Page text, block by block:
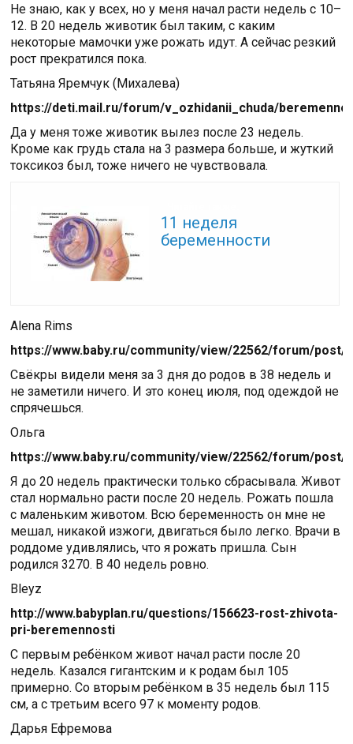
Не знаю, как у всех, но у меня начал расти недель с 10–
12. В 20 недель животик был таким, с каким
некоторые мамочки уже рожать идут. А сейчас резкий
рост прекратился пока.
Татьяна Яремчук (Михалева)
https://deti.mail.ru/forum/v_ozhidanii_chuda/
Да у меня тоже животик вылез после 23 недель.
Кроме как грудь стала на 3 размера больше, и жуткий
токсикоз был, тоже ничего не чувствовала.
11 неделя
беременности
Alena Rims
https://www.baby.ru/community/view/22562/forum/post/
Свёкры видели меня за 3 дня до родов в 38 недель и
не заметили ничего. И это конец июля, под одеждой не
спрячешься.
Ольга
https://www.baby.ru/community/view/22562/forum/post/
Я до 20 недель практически только сбрасывала. Живот
стал нормально расти после 20 недель. Рожать пошла
с маленьким животом. Всю беременность он мне не
мешал, никакой изжоги, двигаться было легко. Врачи в
роддоме удивлялись, что я рожать пришла. Сын
родился 3270. В 40 недель ровно.
Bleyz
http://www.babyplan.ru/questions/156623-rost-zhivota-
pri-beremennosti
С первым ребёнком живот начал расти после 20
недель. Казался гигантским и к родам был 105
примерно. Со вторым ребёнком в 35 недель был 115
см, а с третьим всего 97 к моменту родов.
Дарья Ефремова